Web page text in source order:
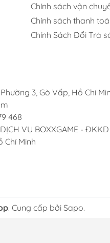
Chính sách vận
Chính sách thanh
Chính Sách Đổi Trả
3, Gò Vấp, Hồ Chí
468
VỤ BOXXGAME -
Chí Minh
. Cung cấp bởi Sapo.